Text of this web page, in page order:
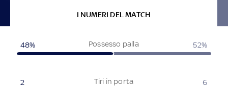
I NUMERI DEL MATCH
Possesso palla
48% 52%
Tiri in porta
2 6